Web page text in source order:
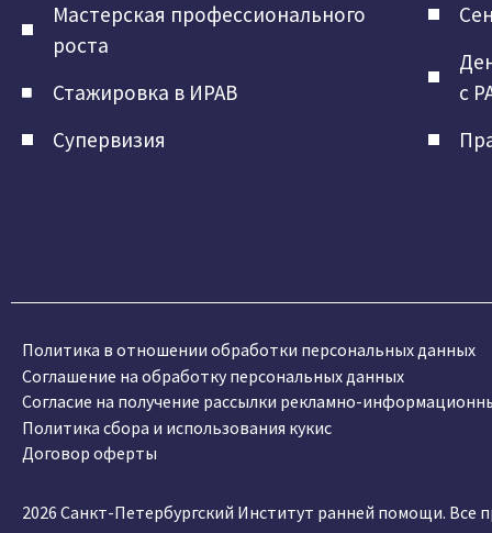
Мастерская профессионального
роста
Стажировка в ИРАВ
Супервизия
с
Политика в отношении обработки персональных данных
Соглашение на обработку персональных данных
Согласие на получение рассылки рекламно-
Политика сбора и использования кукис
Договор оферты
2026 Санкт-Петербургский Институт ранней помощи. Все